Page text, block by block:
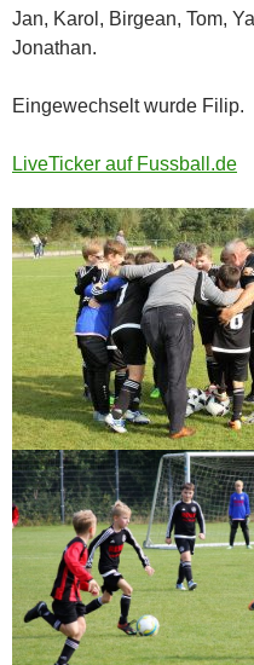
Jan, Karol, Birgean, Tom,
Jonathan.
Eingewechselt wurde Filip.
LiveTicker auf Fussball.de